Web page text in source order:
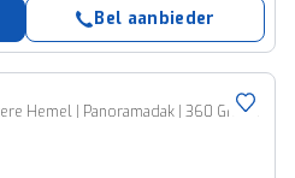
Bel aanbieder
1.5 Plug-in Hybrid | PHEV | Donkere Hemel | Panoramadak | 360 Graden Camera | Parkeersensoren | Keyless Entry | Elektrische Achterklep | Elektrisch Verstelbare Stoel | LED Koplampen | Cruise Control Adaptief | Stoelverwarming | Navigatie | Apple Carplay | Android Auto